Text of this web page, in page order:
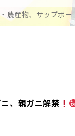
産物、サップボー
、親ガニ解禁